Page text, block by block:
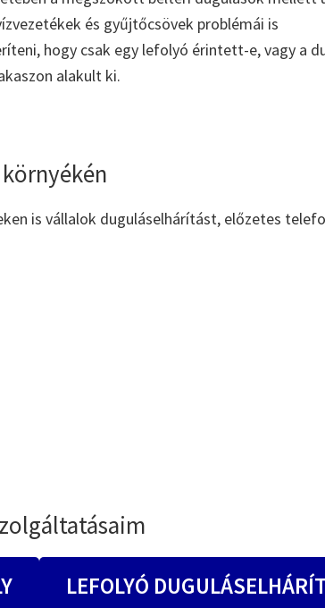
és gyűjtőcsövek problémái is
hogy csak egy lefolyó érintett-e, vagy a
alakult ki.
is vállalok duguláselhárítást, előzetes
LEFOLYÓ